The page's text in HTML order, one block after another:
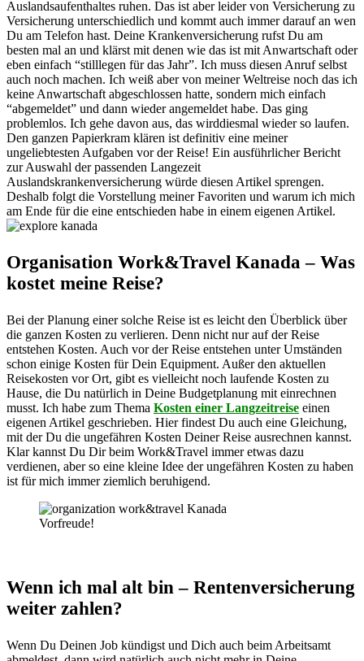
Auslandsaufenthaltes ruhen. Das ist aber leider von Versicherung zu
Versicherung unterschiedlich und kommt auch immer darauf an wen
Du am Telefon hast. Deine Krankenversicherung rufst Du am
besten mal an und klärst mit denen wie das ist mit Anwartschaft oder
eben einfach “stilllegen für das Jahr”. Ich muss diesen Anruf selbst
auch noch machen. Ich weiß aber von meiner Weltreise noch das ich
keine Anwartschaft abgeschlossen hatte, sondern mich einfach
“abgemeldet” und dann wieder angemeldet habe. Das ging
problemlos. Ich gehe davon aus, das wirddiesmal wieder so laufen.
Den ganzen Papierkram klären ist definitiv eine meiner
ungeliebtesten Aufgaben vor der Reise! Ein ausführlicher Bericht
zur Auswahl der passenden Langezeit
Auslandskrankenversicherung würde diesen Artikel sprengen.
Deshalb folgt die Vorstellung meiner Favoriten und warum ich mich
am Ende für die eine entschieden habe in einem eigenen Artikel.
Organisation Work&Travel Kanada – Was
kostet meine Reise?
Bei der Planung einer solche Reise ist es leicht den Überblick über
die ganzen Kosten zu verlieren. Denn nicht nur auf der Reise
entstehen Kosten. Auch vor der Reise entstehen unter Umständen
schon einige Kosten für Dein Equipment. Außer den aktuellen
Reisekosten vor Ort, gibt es vielleicht noch laufende Kosten zu
Hause, die Du natürlich in Deine Budgetplanung mit einrechnen
musst. Ich habe zum Thema Kosten einer Langzeitreise einen
eigenen Artikel geschrieben. Hier findest Du auch eine Gleichung,
mit der Du die ungefähren Kosten Deiner Reise ausrechnen kannst.
Klar kannst Du Dir beim Work&Travel immer etwas dazu
verdienen, aber so eine kleine Idee der ungefähren Kosten zu haben
ist für mich immer ziemlich beruhigend.
Vorfreude!
Wenn ich mal alt bin – Rentenversicherung
weiter zahlen?
Wenn Du Deinen Job kündigst und Dich auch beim Arbeitsamt